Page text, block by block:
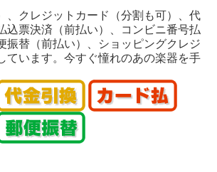
、クレジットカード（分割も可）、代
込票決済（前払い）、コンビニ番号払
振替（前払い）、ショッピングクレジ
ています。今すぐ憧れのあの楽器を手